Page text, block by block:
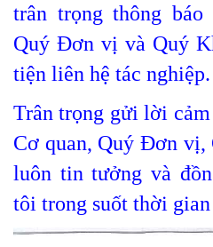
trân trọng thông báo
Quý Đơn vị và Quý
tiện liên hệ tác nghiệp.
Trân trọng gửi lời cảm
Cơ quan, Quý Đơn vị,
luôn tin tưởng và
tôi trong suốt thời gian